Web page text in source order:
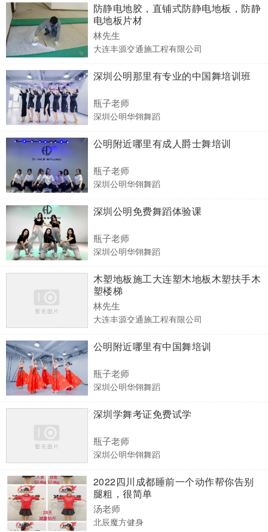
防静电地胶，直铺式防静电地板，防静
电地板片材
林先生
大连丰源交通施工程有限公司
深圳公明那里有专业的中国舞培训班
瓶子老师
深圳公明华翎舞蹈
公明附近哪里有成人爵士舞培训
瓶子老师
深圳公明华翎舞蹈
深圳公明免费舞蹈体验课
瓶子老师
深圳公明华翎舞蹈
木塑地板施工大连塑木地板木塑扶手木
塑楼梯
林先生
大连丰源交通施工程有限公司
公明附近哪里有中国舞培训
瓶子老师
深圳公明华翎舞蹈
深圳学舞考证免费试学
瓶子老师
深圳公明华翎舞蹈
2022四川成都睡前一个动作帮你告别
腿粗，很简单
汤老师
北辰魔方健身